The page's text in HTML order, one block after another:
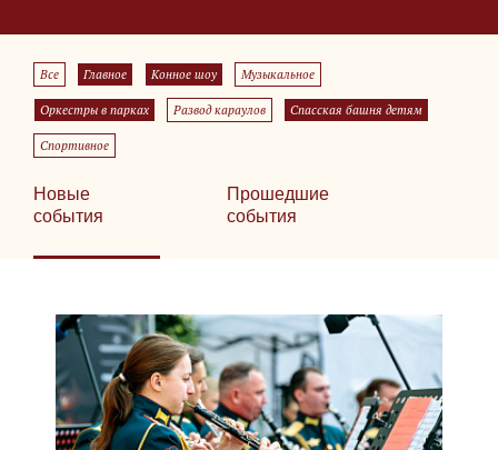
Все Главное Конное шоу Музыкальное
Оркестры в парках Развод караулов Спасская башня детям
Спортивное
Новые
события
Прошедшие
события